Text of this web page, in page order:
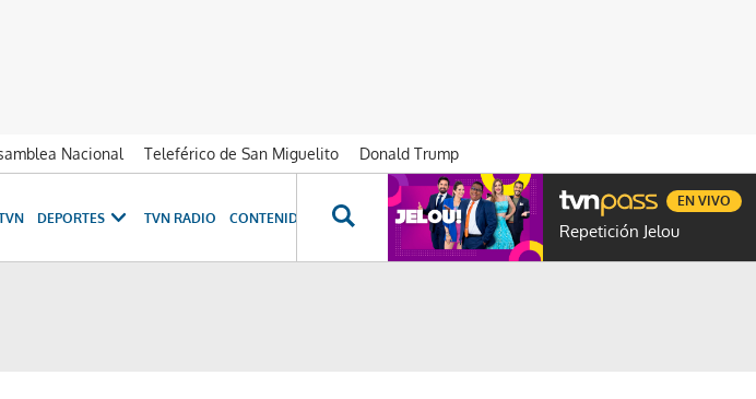
Nacional Teleférico de San Miguelito
Donald Trump
DEPORTES TVN RADIO CONTENIDOS ESPECIALES NOVELAS PROGRAMAS GENTE TVN
Repetición Jelou
EN VIVO